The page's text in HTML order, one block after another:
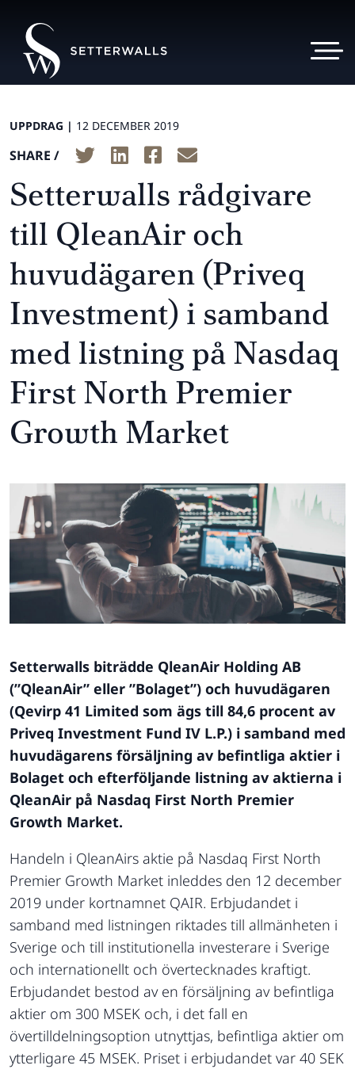
UPPDRAG | 12 DECEMBER 2019
SHARE /
Setterwalls rådgivare
till QleanAir och
huvudägaren (Priveq
Investment) i samband
med listning på Nasdaq
First North Premier
Growth Market
Setterwalls biträdde QleanAir Holding AB
(”QleanAir” eller ”Bolaget”) och huvudägaren
(Qevirp 41 Limited som ägs till 84,6 procent av
Priveq Investment Fund IV L.P.) i samband med
huvudägarens försäljning av befintliga aktier i
Bolaget och efterföljande listning av aktierna i
QleanAir på Nasdaq First North Premier
Growth Market.
Handeln i QleanAirs aktie på Nasdaq First North
Premier Growth Market inleddes den 12 december
2019 under kortnamnet QAIR. Erbjudandet i
samband med listningen riktades till allmänheten i
Sverige och till institutionella investerare i Sverige
och internationellt och övertecknades kraftigt.
Erbjudandet bestod av en försäljning av befintliga
aktier om 300 MSEK och, i det fall en
övertilldelningsoption utnyttjas, befintliga aktier om
ytterligare 45 MSEK. Priset i erbjudandet var 40 SEK